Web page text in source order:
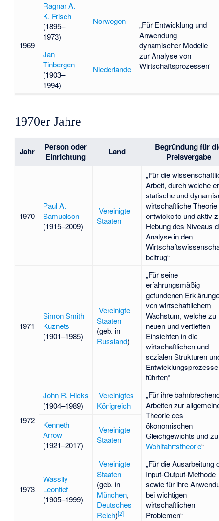
1969
Ragnar A.
K. Frisch
(1895–
1973)
Norwegen
„Für Entwicklung und
Anwendung
dynamischer Modelle
zur Analyse von
Wirtschaftsprozessen“
Jan
Tinbergen
(1903–
1994)
Niederlande
1970er Jahre
Jahr
Person oder
Einrichtung
Land
Begründung für
Preisvergabe
1970
Paul A.
Samuelson
(1915–2009)
Vereinigte
Staaten
„Für die
Arbeit, durch welche
statische und
wirtschaftliche Theorie
entwickelte und aktiv
Hebung des Niveaus
Analyse in den
beitrug“
1971
Simon Smith
Kuznets
(1901–1985)
Vereinigte
Staaten
(geb. in
Russland)
„Für seine
erfahrungsmäßig
gefundenen
von wirtschaftlichem
Wachstum, welche zu
neuen und vertieften
Einsichten in die
wirtschaftlichen und
sozialen Strukturen
Entwicklungsprozesse
führten“
1972
John R. Hicks
(1904–1989)
Vereinigtes
Königreich
„Für ihre
Arbeiten zur
Theorie des
ökonomischen
Gleichgewichts und
Wohlfahrtstheorie“
Kenneth
Arrow
(1921–2017)
Vereinigte
Staaten
1973
Wassily
Leontief
(1905–1999)
Vereinigte
Staaten
(geb. in
München,
Deutsches
Reich)[2]
„Für die Ausarbeitung
Input-Output-Methode
sowie für ihre
bei wichtigen
wirtschaftlichen
Problemen“